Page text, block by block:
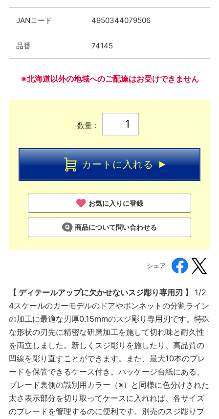
JANコード 4950344079506
品番 74145
※北海道以外の地域へのご配達はお受けできません
数量：
カートに入れる
お気に入りに登録
商品について問い合わせる
シェア
【 ディテールアップに欠かせないスジ彫り専用刃 】 1/2
4スケールのカーモデルのドアやボンネットの分割ライン
の加工に最適な刃厚0.15mmのスジ彫り専用刃です。特殊
な形状の刃先に精密な研磨加工を施して切れ味と耐久性
を両立しました。新しくスジ彫りを施したり、高品質の
凹線を彫り直すことができます。また、最大10本のブレ
ードを保管できるケース付き。パッケージ台紙にある、
ブレード裏側の識別用カラー（※）と同様に色分けされた
太さ表示部分を切り取ってケースに入れれば、各サイズ
のブレードを管理するのに便利です。別売のスジ彫りブ